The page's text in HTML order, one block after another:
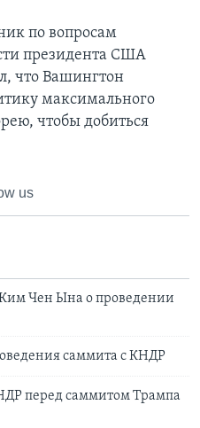
по вопросам
президента США
что Вашингтон
максимального
чтобы добиться
us
Чен Ына о проведении
саммита с КНДР
перед саммитом Трампа